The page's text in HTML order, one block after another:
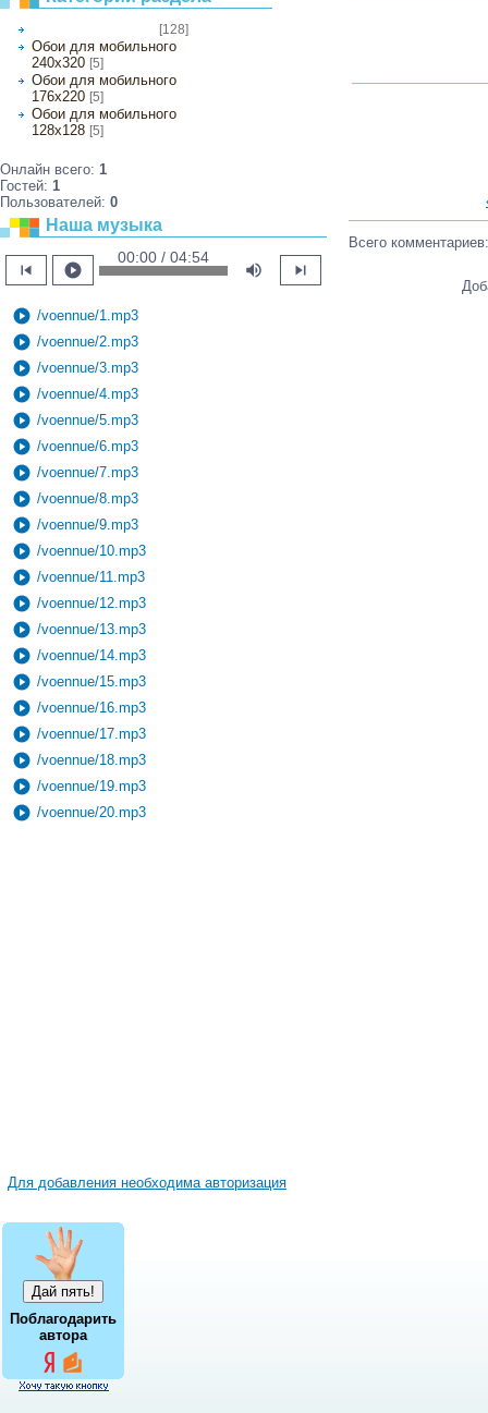
[128]
Обои для мобильного
240х320 [5]
Обои для мобильного
176х220 [5]
Обои для мобильного
128х128 [5]
Онлайн всего: 1
Гостей: 1
Пользователей: 0
Наша музыка
skip_previous play_circle
00:00 / 04:54
volume_up skip_next
play_circle /voennue/1.mp3
play_circle /voennue/2.mp3
play_circle /voennue/3.mp3
play_circle /voennue/4.mp3
play_circle /voennue/5.mp3
play_circle /voennue/6.mp3
play_circle /voennue/7.mp3
play_circle /voennue/8.mp3
play_circle /voennue/9.mp3
play_circle /voennue/10.mp3
play_circle /voennue/11.mp3
play_circle /voennue/12.mp3
play_circle /voennue/13.mp3
play_circle /voennue/14.mp3
play_circle /voennue/15.mp3
play_circle /voennue/16.mp3
play_circle /voennue/17.mp3
play_circle /voennue/18.mp3
play_circle /voennue/19.mp3
play_circle /voennue/20.mp3
Для добавления необходима авторизация
Поблагодарить
автора
Всего комментариев